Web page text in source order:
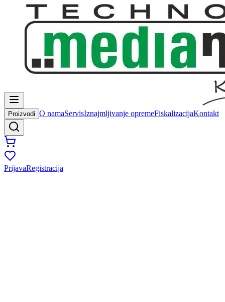
Proizvodi O namaServisIznajmljivanje opremeFiskalizacijaKontakt
PrijavaRegistracija